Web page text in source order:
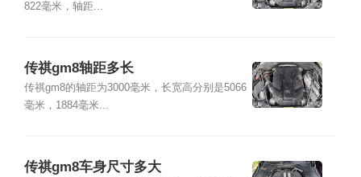
822毫米，轴距...
传祺gm8轴距多长
传祺gm8的轴距为3000毫米，长宽高分别是5066
毫米，1884毫米...
传祺gm8车身尺寸多大